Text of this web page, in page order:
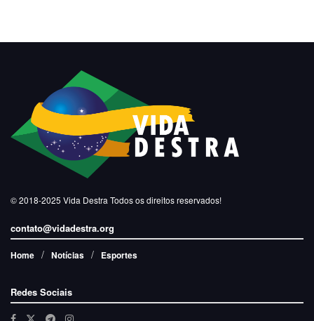
© 2018-2025 Vida Destra Todos os direitos reservados!
contato@vidadestra.org
Home Notícias Esportes
Redes Sociais